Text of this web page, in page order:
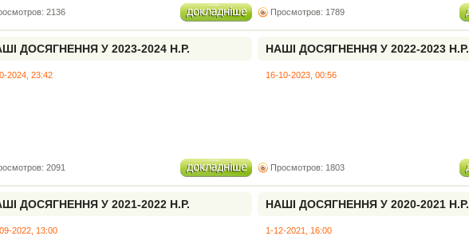
2136 Просмотров: 1789
ДОСЯГНЕННЯ У 2023-2024 Н.Р.
2024, 23:42
2091
НАШІ ДОСЯГНЕННЯ У 2022-2023 Н.Р.
16-10-2023, 00:56
Просмотров: 1803
ДОСЯГНЕННЯ У 2021-2022 Н.Р.
2022, 13:00
НАШІ ДОСЯГНЕННЯ У 2020-2021 Н.Р.
1-12-2021, 16:00